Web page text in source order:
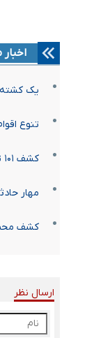
یک کشته و ۲ مصدوم دستاورد وقوع حادثه در پتروشیمی
تنوع
کشف ۱۰۱ تن کالای اساسی احتکار شده در شهرستان بوشهر
مهار
کشف
ارسال نظر